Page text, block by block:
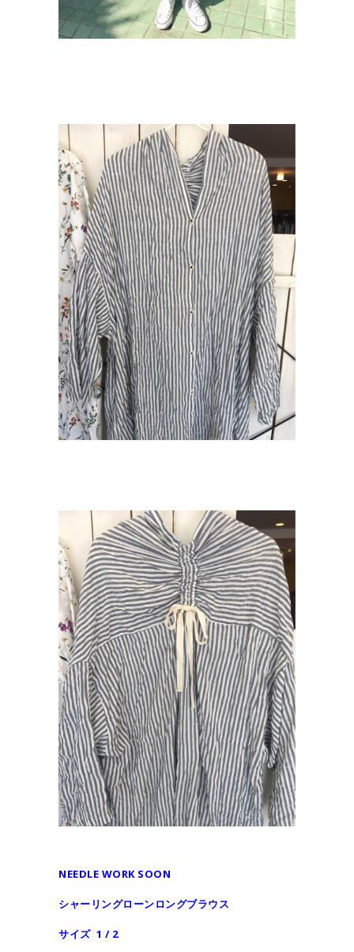
NEEDLE WORK SOON
シャーリングローンロングブラウス
サイズ 1 / 2